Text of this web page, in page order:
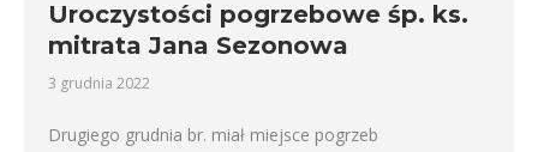
Uroczystości pogrzebowe śp. ks.
mitrata Jana Sezonowa
3 grudnia 2022
Drugiego grudnia br. miał miejsce pogrzeb